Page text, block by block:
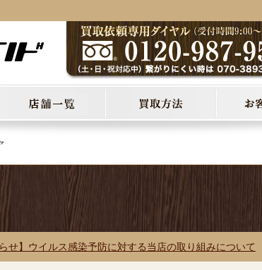
らせ】ウイルス感染予防に対する当店の取り組みについて